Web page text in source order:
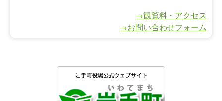
→観覧料・アクセス
→お問い合わせフォーム